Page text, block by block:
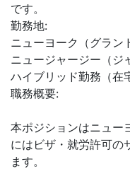
です。
勤務地:
ニューヨーク（グラン
ニュージャージー（ジ
ハイブリッド勤務（在
職務概要:
本ポジションはニュー
にはビザ・就労許可の
ます。